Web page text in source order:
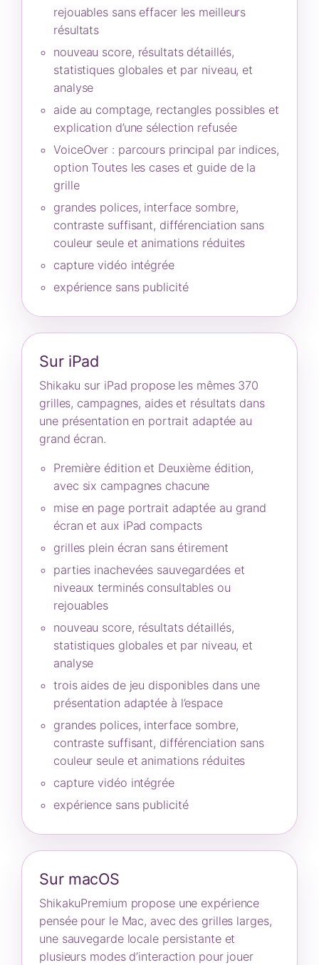
rejouables sans effacer les meilleurs
résultats
nouveau score, résultats détaillés,
statistiques globales et par niveau, et
analyse
aide au comptage, rectangles possibles et
explication d’une sélection refusée
VoiceOver : parcours principal par indices,
option Toutes les cases et guide de la
grille
grandes polices, interface sombre,
contraste suffisant, différenciation sans
couleur seule et animations réduites
capture vidéo intégrée
expérience sans publicité
Sur iPad
Shikaku sur iPad propose les mêmes 370
grilles, campagnes, aides et résultats dans
une présentation en portrait adaptée au
grand écran.
Première édition et Deuxième édition,
avec six campagnes chacune
mise en page portrait adaptée au grand
écran et aux iPad compacts
grilles plein écran sans étirement
parties inachevées sauvegardées et
niveaux terminés consultables ou
rejouables
nouveau score, résultats détaillés,
statistiques globales et par niveau, et
analyse
trois aides de jeu disponibles dans une
présentation adaptée à l’espace
grandes polices, interface sombre,
contraste suffisant, différenciation sans
couleur seule et animations réduites
capture vidéo intégrée
expérience sans publicité
Sur macOS
ShikakuPremium propose une expérience
pensée pour le Mac, avec des grilles larges,
une sauvegarde locale persistante et
plusieurs modes d’interaction pour jouer